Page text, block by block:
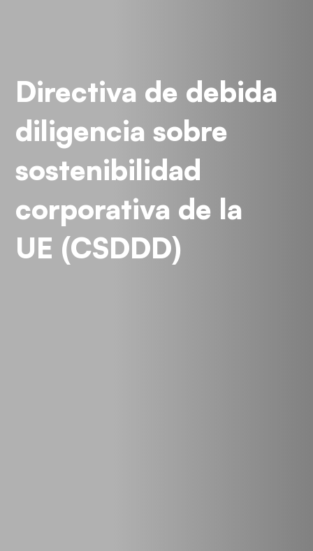
Directiva de debida
diligencia sobre
sostenibilidad
corporativa de la
UE (CSDDD)